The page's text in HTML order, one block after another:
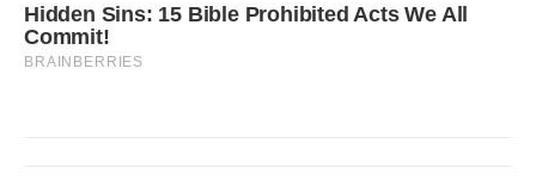
Hidden Sins: 15 Bible Prohibited Acts We All
Commit!
BRAINBERRIES